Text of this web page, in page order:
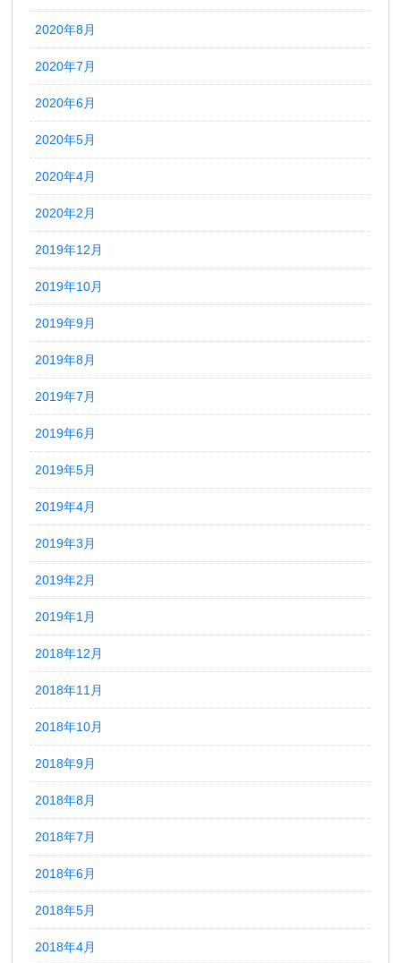
2020年8月
2020年7月
2020年6月
2020年5月
2020年4月
2020年2月
2019年12月
2019年10月
2019年9月
2019年8月
2019年7月
2019年6月
2019年5月
2019年4月
2019年3月
2019年2月
2019年1月
2018年12月
2018年11月
2018年10月
2018年9月
2018年8月
2018年7月
2018年6月
2018年5月
2018年4月